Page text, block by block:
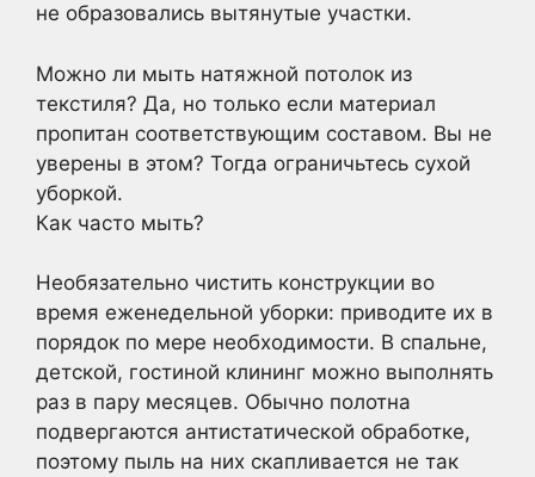
не образовались вытянутые участки.
Можно ли мыть натяжной потолок из
текстиля? Да, но только если материал
пропитан соответствующим составом. Вы не
уверены в этом? Тогда ограничьтесь сухой
уборкой.
Как часто мыть?
Необязательно чистить конструкции во
время еженедельной уборки: приводите их в
порядок по мере необходимости. В спальне,
детской, гостиной клининг можно выполнять
раз в пару месяцев. Обычно полотна
подвергаются антистатической обработке,
поэтому пыль на них скапливается не так